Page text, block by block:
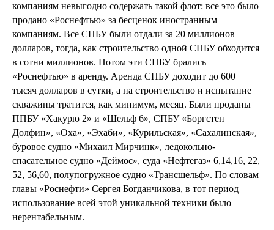
компаниям невыгодно содержать такой флот: все это было
продано «Роснефтью» за бесценок иностранным
компаниям. Все СПБУ были отдали за 20 миллионов
долларов, тогда, как строительство одной СПБУ обходится
в сотни миллионов. Потом эти СПБУ брались
«Роснефтью» в аренду. Аренда СПБУ доходит до 600
тысяч долларов в сутки, а на строительство и испытание
скважины тратится, как минимум, месяц. Были проданы
ППБУ «Хакурю 2» и «Шельф 6», СПБУ «Боргстен
Долфин», «Оха», «Эхаби», «Курильская», «Сахалинская»,
буровое судно «Михаил Мирчинк», ледокольно-
спасательное судно «Деймос», суда «Нефтегаз» 6,14,16, 22,
52, 56,60, полупогружное судно «Трансшельф». По словам
главы «Роснефти» Сергея Богданчикова, в тот период
использование всей этой уникальной техники было
нерентабельным.